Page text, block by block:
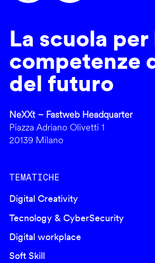
La scuola per
competenze
del futuro
NeXXt – Fastweb Headquarter
Piazza Adriano Olivetti 1
20139 Milano
TEMATICHE
Digital Creativity
Tecnology & CyberSecurity
Digital workplace
Soft Skill